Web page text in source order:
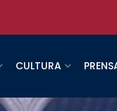
CULTURA